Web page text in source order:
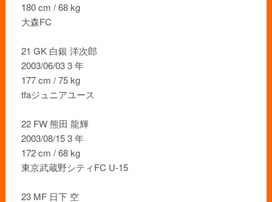
180 cm / 68 kg
大森FC
21 GK 白銀 洋次郎
2003/06/03 3 年
177 cm / 75 kg
tfaジュニアユース
22 FW 熊田 龍輝
2003/08/15 3 年
172 cm / 68 kg
東京武蔵野シティFC U-15
23 MF 日下 空